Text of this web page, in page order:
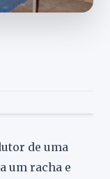
de uma
um racha e